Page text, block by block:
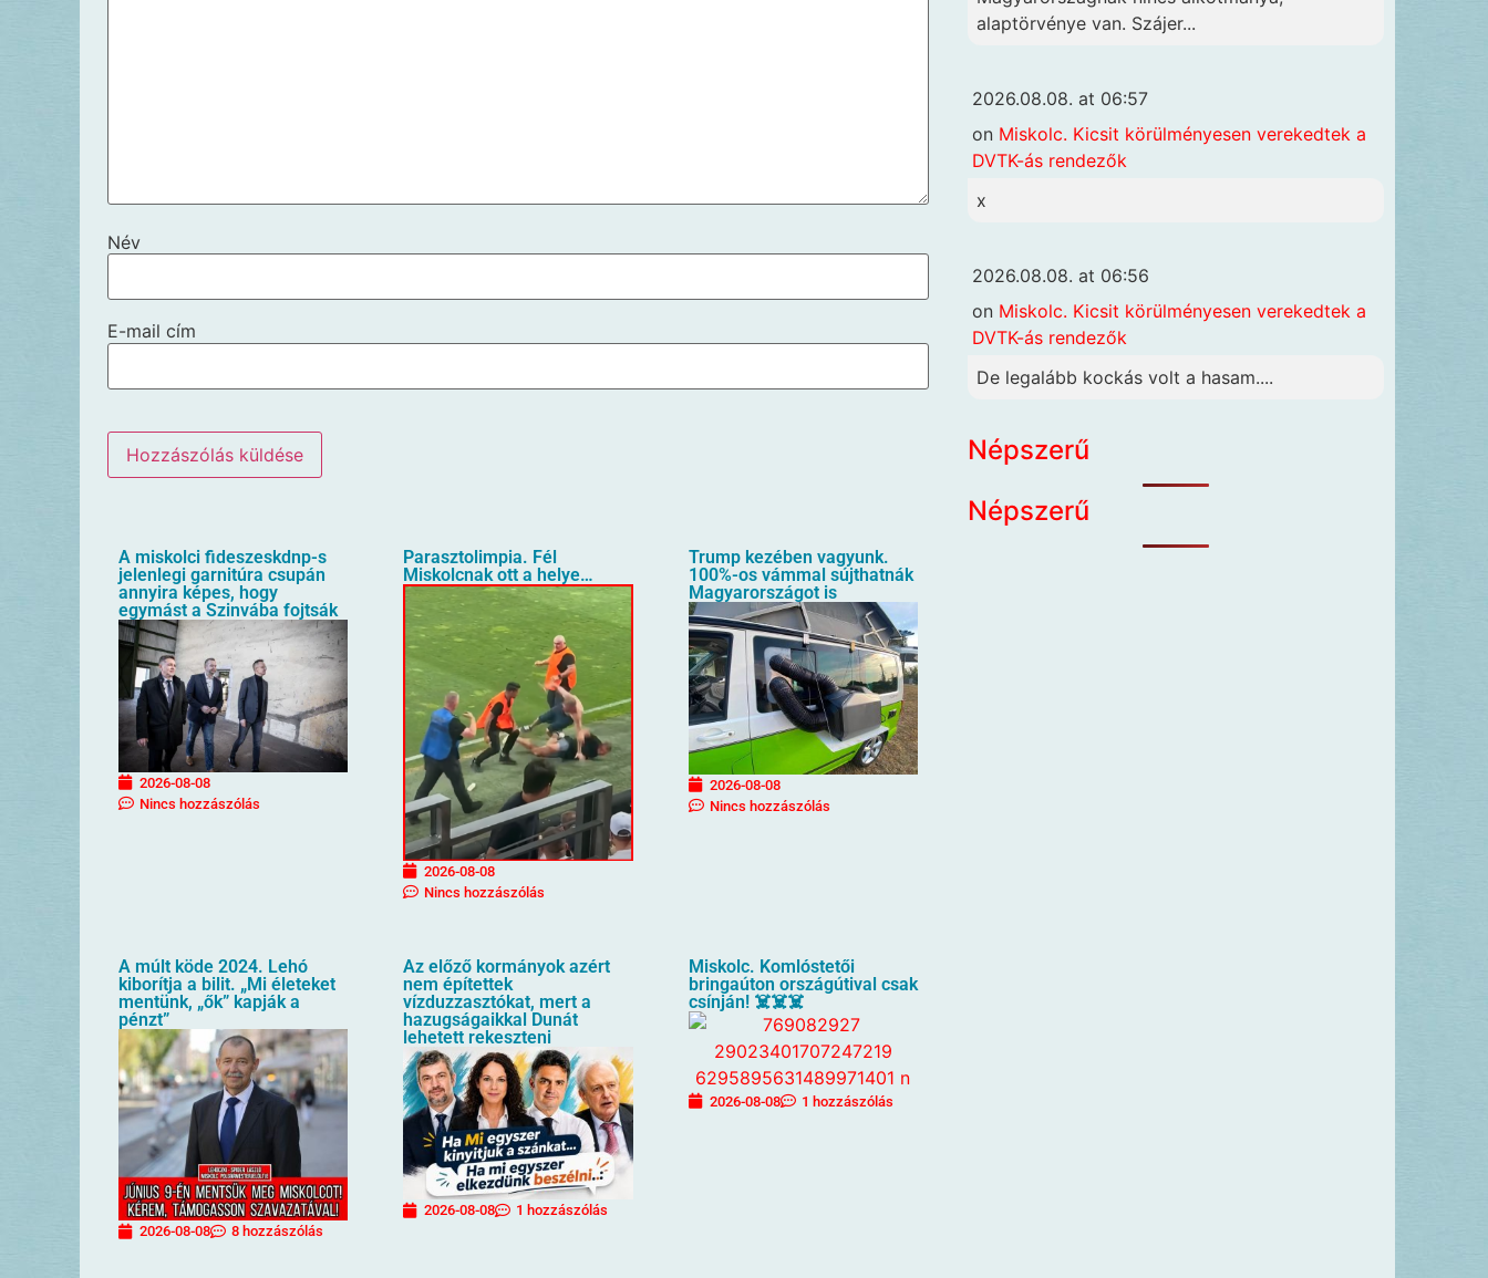
Név
E-mail cím
A miskolci fideszeskdnp-s
jelenlegi garnitúra csupán
annyira képes, hogy
egymást a Szinvába fojtsák
2026-08-08
Nincs hozzászólás
Parasztolimpia. Fél
Miskolcnak ott a helye…
2026-08-08
Nincs hozzászólás
Trump kezében vagyunk.
100%-os vámmal sújthatnák
Magyarországot is
2026-08-08
Nincs hozzászólás
A múlt köde 2024. Lehó
kiborítja a bilit. „Mi életeket
mentünk, „ők” kapják a
pénzt”
2026-08-08 8 hozzászólás
Az előző kormányok azért
nem építettek
vízduzzasztókat, mert a
hazugságaikkal Dunát
lehetett rekeszteni
2026-08-08 1 hozzászólás
Miskolc. Komlóstetői
bringaúton országútival csak
csínján! ☠️☠️☠️
2026-08-08 1 hozzászólás
alaptörvénye van. Szájer...
2026.08.08. at 06:57
on Miskolc. Kicsit körülményesen verekedtek a
DVTK-ás rendezők
x
2026.08.08. at 06:56
on Miskolc. Kicsit körülményesen verekedtek a
DVTK-ás rendezők
De legalább kockás volt a hasam....
Népszerű
Népszerű